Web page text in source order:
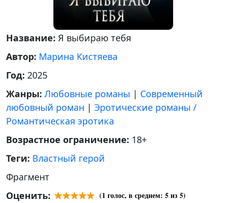
Название: Я выбираю тебя
Автор: Марина Кистяева
Год: 2025
Жанры: Любовные романы | Современный
любовный роман | Эротические романы /
Романтическая эротика
Возрастное ограничение: 18+
Теги: Властный герой
Фрагмент
Оценить:
(1 голос, в среднем: 5из 5)